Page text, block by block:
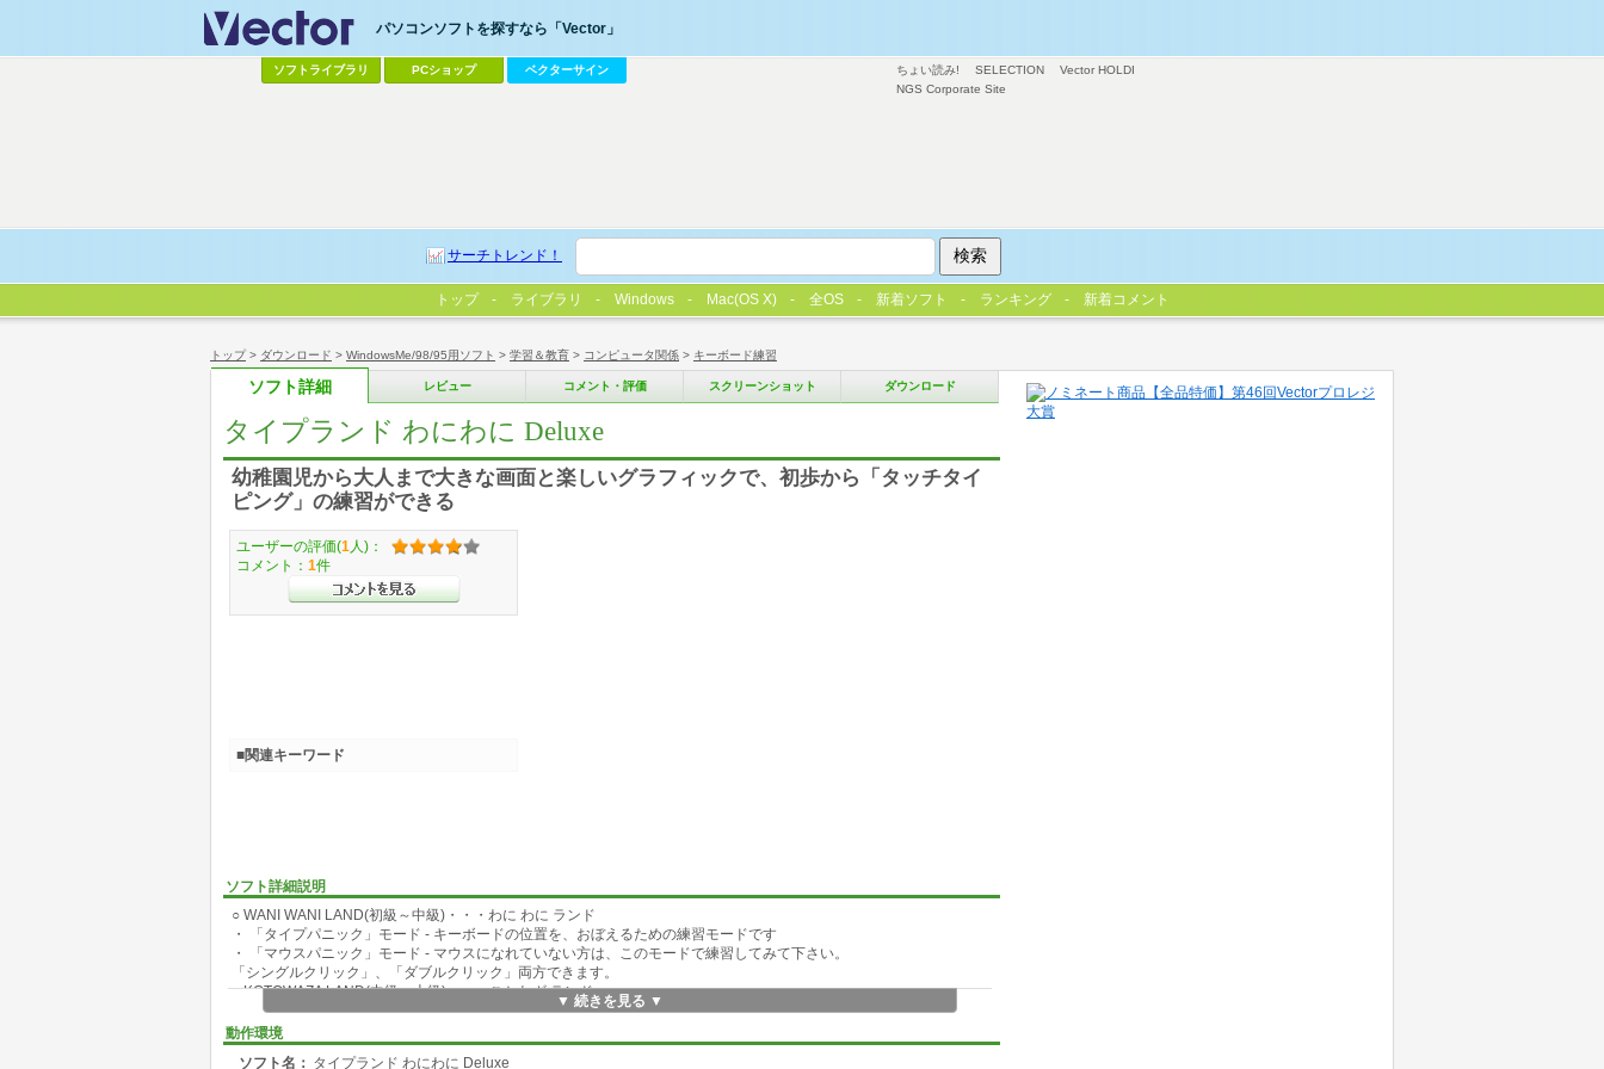
トップ> ダウンロード > WindowsMe/98/95用ソフト > 学習＆教育 > コンピュータ関係 > キーボード練習
ソフト詳細 レビュー コメント・評価 スクリーンショット ダウンロード
タイプランド わにわに Deluxe
幼稚園児から大人まで大きな画面と楽しいグラフィックで、初歩から「タッチタイ
ピング」の練習ができる
ソフト詳細説明
○ WANI WANI LAND(初級～中級)・・・わに わに ランド
・ 「タイプパニック」モード - キーボードの位置を、おぼえるための練習モードです
・ 「マウスパニック」モード - マウスになれていない方は、このモードで練習してみて下さい。
「シングルクリック」、「ダブルクリック」両方できます。
○ KOTOWAZA LAND(中級～上級)・・・ことわざ ランド
・ 英文1行の「ことわざ」をいろいろ集めました。「ほんやく」もつけています。
・ あるていど「タッチタイピング」になれましたら、このコースでどうぞ!
○ AESOP LAND(上級)・・・イソップ ランド
▼ 続きを見る ▼
動作環境
ソフト名： タイプランド わにわに Deluxe
ユーザーの評価(1 人)：
コメント： 1件
■関連キーワード
ちょい読み! SELECTION
Vector HOLDI
NGS Corporate Site
パソコンソフトを探すなら「Vector」
ソフトライブラリ PCショップ ベクターサイン
サーチトレンド！
トップ ライブラリ Windows Mac(OS X) 全OS 新着ソフト ランキング 新着コメント